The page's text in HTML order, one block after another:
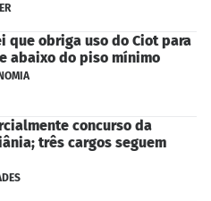
que obriga uso do Ciot para
abaixo do piso mínimo
concurso da
três cargos seguem